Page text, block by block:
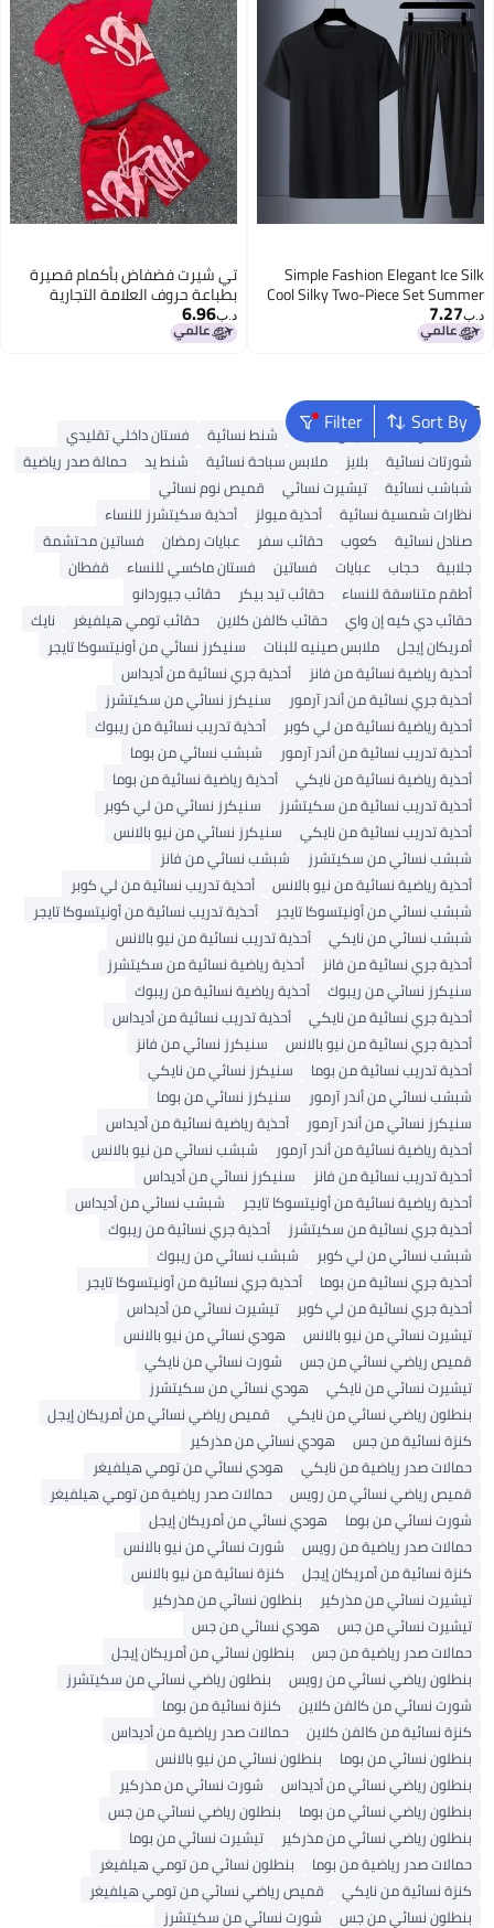
Simple Fashion Elegant Ice Silk
Cool Silky Two-Piece Set Summer
Trendy Street Outdoor Suit
د.ب‏7.27
تي شيرت فضفاض بأكمام قصيرة
بطباعة حروف العلامة التجارية
العصرية للشارع هيب هوب للجنسين
د.ب‏6.96
Sort By
FilterPopular Searches
شنط ألدو شنط جيس نسائية شنط نسائية
فستان داخلي تقليدي
شورتات نسائية
بلايز ملابس سباحة نسائية شنط يد
حمالة صدر رياضية
شباشب نسائية
تيشيرت نسائي
قميص نوم نسائي
نظارات شمسية نسائية
أحذية ميولز
أحذية سكيتشرز للنساء
صنادل نسائية
كعوب حقائب سفر عبايات رمضان
فساتين محتشمة
جلابية
حجاب عبايات فساتين فستان ماكسي للنساء
قفطان
أطقم متناسقة للنساء
حقائب تيد بيكر
حقائب جيوردانو
حقائب دي كيه إن واي
حقائب كالفن كلاين حقائب تومي هيلفيغر
نايك
أمريكان إيجل
ملابس صينيه للبنات
سنيكرز نسائي من أونيتسوكا تايجر
أحذية رياضية نسائية من فانز
أحذية جري نسائية من أديداس
أحذية جري نسائية من أندر آرمور
سنيكرز نسائي من سكيتشرز
أحذية رياضية نسائية من لي كوبر
أحذية تدريب نسائية من ريبوك
أحذية تدريب نسائية من أندر آرمور
شبشب نسائي من بوما
أحذية رياضية نسائية من نايكي
أحذية رياضية نسائية من بوما
أحذية تدريب نسائية من سكيتشرز
سنيكرز نسائي من لي كوبر
أحذية تدريب نسائية من نايكي
سنيكرز نسائي من نيو بالانس
شبشب نسائي من سكيتشرز
شبشب نسائي من فانز
أحذية رياضية نسائية من نيو بالانس
أحذية تدريب نسائية من لي كوبر
شبشب نسائي من أونيتسوكا تايجر
أحذية تدريب نسائية من أونيتسوكا تايجر
شبشب نسائي من نايكي
أحذية تدريب نسائية من نيو بالانس
أحذية جري نسائية من فانز
أحذية رياضية نسائية من سكيتشرز
سنيكرز نسائي من ريبوك
أحذية رياضية نسائية من ريبوك
أحذية جري نسائية من نايكي
أحذية تدريب نسائية من أديداس
أحذية جري نسائية من نيو بالانس
سنيكرز نسائي من فانز
أحذية تدريب نسائية من بوما
سنيكرز نسائي من نايكي
شبشب نسائي من أندر آرمور
سنيكرز نسائي من بوما
سنيكرز نسائي من أندر آرمور
أحذية رياضية نسائية من أديداس
أحذية رياضية نسائية من أندر آرمور
شبشب نسائي من نيو بالانس
أحذية تدريب نسائية من فانز
سنيكرز نسائي من أديداس
أحذية رياضية نسائية من أونيتسوكا تايجر
شبشب نسائي من أديداس
أحذية جري نسائية من سكيتشرز
أحذية جري نسائية من ريبوك
شبشب نسائي من لي كوبر
شبشب نسائي من ريبوك
أحذية جري نسائية من بوما
أحذية جري نسائية من أونيتسوكا تايجر
أحذية جري نسائية من لي كوبر
تيشيرت نسائي من أديداس
تيشيرت نسائي من نيو بالانس
هودي نسائي من نيو بالانس
قميص رياضي نسائي من جس
شورت نسائي من نايكي
تيشيرت نسائي من نايكي
هودي نسائي من سكيتشرز
بنطلون رياضي نسائي من نايكي
قميص رياضي نسائي من أمريكان إيجل
كنزة نسائية من جس
هودي نسائي من مذركير
حمالات صدر رياضية من نايكي
هودي نسائي من تومي هيلفيغر
قميص رياضي نسائي من رويس
حمالات صدر رياضية من تومي هيلفيغر
شورت نسائي من بوما
هودي نسائي من أمريكان إيجل
حمالات صدر رياضية من رويس
شورت نسائي من نيو بالانس
كنزة نسائية من أمريكان إيجل
كنزة نسائية من نيو بالانس
تيشيرت نسائي من مذركير
بنطلون نسائي من مذركير
تيشيرت نسائي من جس
هودي نسائي من جس
حمالات صدر رياضية من جس
بنطلون نسائي من أمريكان إيجل
بنطلون رياضي نسائي من رويس
بنطلون رياضي نسائي من سكيتشرز
شورت نسائي من كالفن كلاين
كنزة نسائية من بوما
كنزة نسائية من كالفن كلاين
حمالات صدر رياضية من أديداس
بنطلون نسائي من بوما
بنطلون نسائي من نيو بالانس
بنطلون رياضي نسائي من أديداس
شورت نسائي من مذركير
بنطلون رياضي نسائي من بوما
بنطلون رياضي نسائي من جس
بنطلون رياضي نسائي من مذركير
تيشيرت نسائي من بوما
حمالات صدر رياضية من بوما
بنطلون نسائي من تومي هيلفيغر
كنزة نسائية من نايكي
قميص رياضي نسائي من تومي هيلفيغر
بنطلون نسائي من جس
شورت نسائي من سكيتشرز